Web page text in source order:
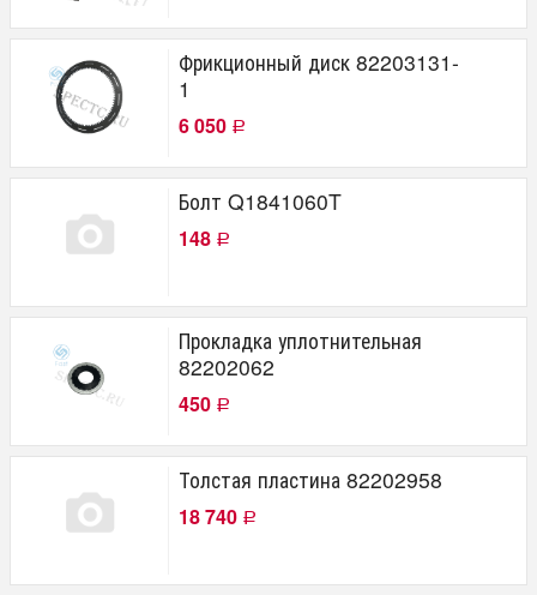
Фрикционный диск 82203131-
1
6 050 Р
Болт Q1841060T
148 Р
Прокладка уплотнительная
82202062
450 Р
Толстая пластина 82202958
18 740 Р